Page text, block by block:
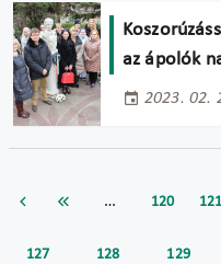
az ápolók
2023. 02.
… 120 121
127 128 129